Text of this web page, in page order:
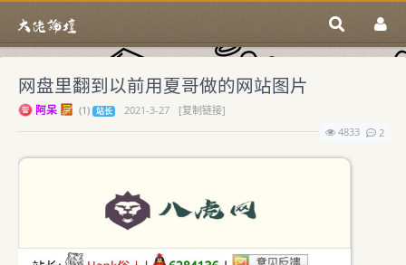
网盘里翻到以前用夏哥做的网站图片
阿呆 (1) 站长 2021-3-27
[复制链接]
4833
2